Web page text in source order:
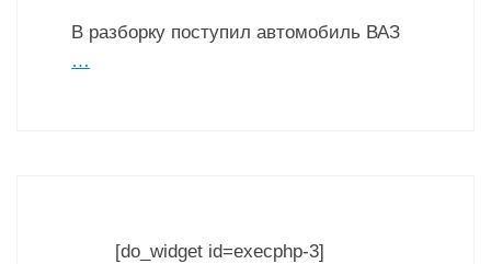
В разборку поступил автомобиль ВАЗ
…
[do_widget id=execphp-3]